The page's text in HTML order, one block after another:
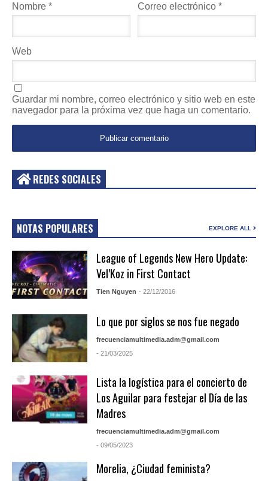
Nombre * Correo electrónico*
Web
Guardar mi nombre, correo electrónico y sitio web en este
navegador para la próxima vez que haga un comentario.
REDES SOCIALES
NOTAS POPULARES EXPLORE ALL
League of Legends New Hero Update:
Vel’Koz in First Contact
Tien Nguyen - 22/12/2016
Lo que por siglos se nos fue negado
frecuenciamultimedia.adm@gmail.com
- 21/03/2025
Lista la logística para el concierto de
Los Aguilar para festejar el Día de las
Madres
frecuenciamultimedia.adm@gmail.com
- 09/05/2023
Morelia, ¿Ciudad feminista?